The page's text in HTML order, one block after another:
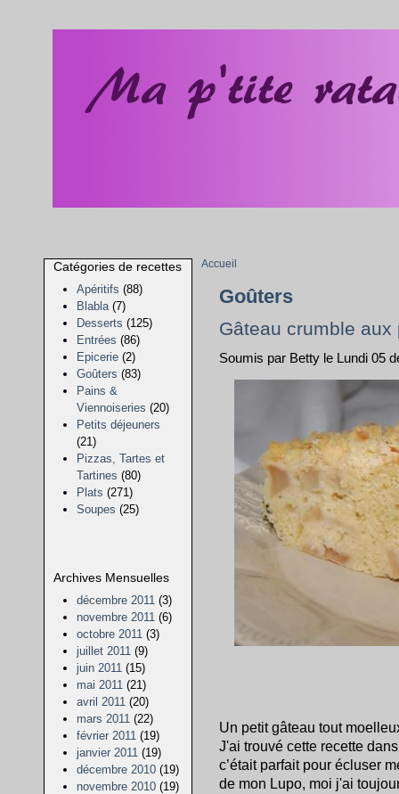
Catégories de recettes
Apéritifs (88)
Blabla (7)
Desserts (125)
Entrées (86)
Epicerie (2)
Goûters (83)
Pains &
Viennoiseries (20)
Petits déjeuners
(21)
Pizzas, Tartes et
Tartines (80)
Plats (271)
Soupes (25)
Archives Mensuelles
décembre 2011 (3)
novembre 2011 (6)
octobre 2011 (3)
juillet 2011 (9)
juin 2011 (15)
mai 2011 (21)
avril 2011 (20)
mars 2011 (22)
février 2011 (19)
janvier 2011 (19)
décembre 2010 (19)
novembre 2010 (19)
Accueil
Goûters
Gâteau crumble aux
Soumis par Betty le Lundi 05
Un petit gâteau tout
J'ai trouvé cette recette
c’était parfait pour écluser
de mon Lupo, moi j'ai